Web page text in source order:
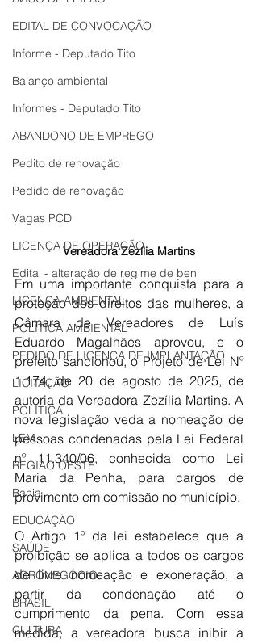
EDITAL DE CONVOCAÇÃO
Informe - Deputado Tito
Balanço ambiental
Informes - Deputado Tito
ABANDONO DE EMPREGO
Pedito de renovação
Pedido de renovação
Vagas PCD
LICENÇA DE OPERAÇÃO
Edital - alteração de regime de ben
LICENÇA AMBIENTAL
POLÍTICA AMBIENTAL
PEDIDO DE LICENÇA DE IMPLANTAÇÃO
LICITAÇÃO
POLÍTICA
LEM
REGIÃO OESTE
Bahia
EDUCAÇÃO
SAÚDE
AGRONEGÓCIO
BRASIL
CULTURA
Vereadora Zezília Martins
Em uma importante conquista para a
proteção dos direitos das mulheres, a
Câmara de Vereadores de Luís
Eduardo Magalhães aprovou, e o
prefeito sancionou, o Projeto de Lei Nº
1.174, de 20 de agosto de 2025, de
autoria da Vereadora Zezília Martins. A
nova legislação veda a nomeação de
pessoas condenadas pela Lei Federal
nº 11.340/06, conhecida como Lei
Maria da Penha, para cargos de
provimento em comissão no município.
O Artigo 1º da lei estabelece que a
proibição se aplica a todos os cargos
de livre nomeação e exoneração, a
partir da condenação até o
cumprimento da pena. Com essa
medida, a vereadora busca inibir a